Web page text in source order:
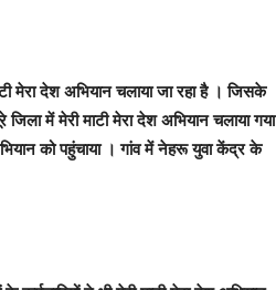
मेरा देश अभियान चलाया जा रहा है । जिसके
जिला में मेरी माटी मेरा देश अभियान चलाया गया
को पहुंचाया । गांव में नेहरू युवा केंद्र के